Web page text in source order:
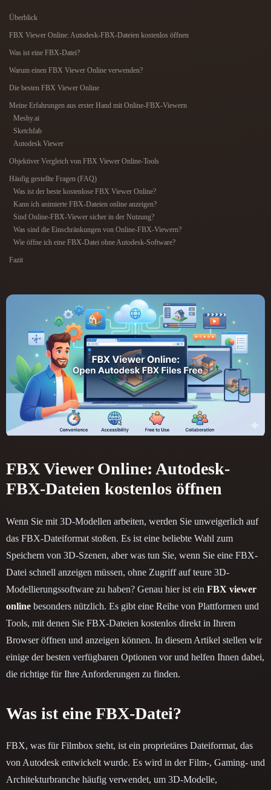
VR/AR
Metaverse
Mechanical
Blender
Godot Maya
ComfyUI
Stile
Isometric Low Poly
Minimalist Modern Organic Photorealistic
Pixel Art Realistic Retro Stylized
Voxel
Überblick
FBX Viewer Online: Autodesk-FBX-Dateien kostenlos öffnen
Was ist eine FBX-Datei?
Warum einen FBX Viewer Online verwenden?
Die besten FBX Viewer Online
Meine Erfahrungen aus erster Hand mit Online-FBX-Viewern
Meshy.ai
Sketchfab
Autodesk Viewer
Objektiver Vergleich von FBX Viewer Online-Tools
Häufig gestellte Fragen (FAQ)
Was ist der beste kostenlose FBX Viewer Online?
Kann ich animierte FBX-Dateien online anzeigen?
Sind Online-FBX-Viewer sicher in der Nutzung?
Was sind die Einschränkungen von Online-FBX-Viewern?
Wie öffne ich eine FBX-Datei ohne Autodesk-Software?
Fazit
FBX Viewer Online: Autodesk-
FBX-Dateien kostenlos öffnen
Wenn Sie mit 3D-Modellen arbeiten, werden Sie unweigerlich auf
das FBX-Dateiformat stoßen. Es ist eine beliebte Wahl zum
Speichern von 3D-Szenen, aber was tun Sie, wenn Sie eine FBX-
Datei schnell anzeigen müssen, ohne Zugriff auf teure 3D-
Modellierungssoftware zu haben? Genau hier ist ein FBX viewer
online besonders nützlich. Es gibt eine Reihe von Plattformen und
Tools, mit denen Sie FBX-Dateien kostenlos direkt in Ihrem
Browser öffnen und anzeigen können. In diesem Artikel stellen wir
einige der besten verfügbaren Optionen vor und helfen Ihnen dabei,
die richtige für Ihre Anforderungen zu finden.
Was ist eine FBX-Datei?
FBX, was für Filmbox steht, ist ein proprietäres Dateiformat, das
von Autodesk entwickelt wurde. Es wird in der Film-, Gaming- und
Architekturbranche häufig verwendet, um 3D-Modelle,